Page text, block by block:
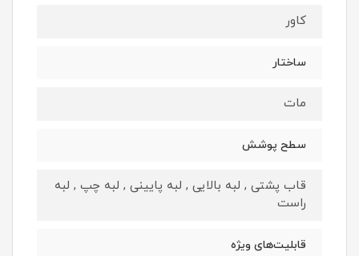
کاور
ساختار
مات
سطح پوشش
قاب پشتی , لبه بالایی , لبه پایینی , لبه چپ , لبه
راست
قابلیت‌های ویژه